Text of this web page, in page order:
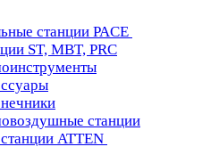
станции PACE
ST, MBT, PRC
станции
ATTEN